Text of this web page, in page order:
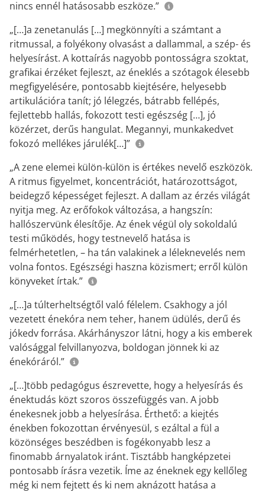
nincs ennél hatásosabb eszköze.”
„[…]a zenetanulás […] megkönnyíti a számtant a
ritmussal, a folyékony olvasást a dallammal, a szép- és
helyesírást. A kottaírás nagyobb pontosságra szoktat,
grafikai érzéket fejleszt, az éneklés a szótagok élesebb
megfigyelésére, pontosabb kiejtésére, helyesebb
artikulációra tanít; jó lélegzés, bátrabb fellépés,
fejlettebb hallás, fokozott testi egészség […], jó
közérzet, derűs hangulat. Megannyi, munkakedvet
fokozó mellékes járulék[…]”
„A zene elemei külön-külön is értékes nevelő eszközök.
A ritmus figyelmet, koncentrációt, határozottságot,
beidegző képességet fejleszt. A dallam az érzés világát
nyitja meg. Az erőfokok változása, a hangszín:
hallószervünk élesítője. Az ének végül oly sokoldalú
testi működés, hogy testnevelő hatása is
felmérhetetlen, – ha tán valakinek a léleknevelés nem
volna fontos. Egészségi haszna közismert; erről külön
könyveket írtak.”
„[…]a túlterheltségtől való félelem. Csakhogy a jól
vezetett énekóra nem teher, hanem üdülés, derű és
jókedv forrása. Akárhányszor látni, hogy a kis emberek
valósággal felvillanyozva, boldogan jönnek ki az
énekóráról.”
„[…]több pedagógus észrevette, hogy a helyesírás és
énektudás közt szoros összefüggés van. A jobb
énekesnek jobb a helyesírása. Érthető: a kiejtés
énekben fokozottan érvényesül, s ezáltal a fül a
közönséges beszédben is fogékonyabb lesz a
finomabb árnyalatok iránt. Tisztább hangképzetei
pontosabb írásra vezetik. Íme az éneknek egy kellőleg
még ki nem fejtett és ki nem aknázott hatása a